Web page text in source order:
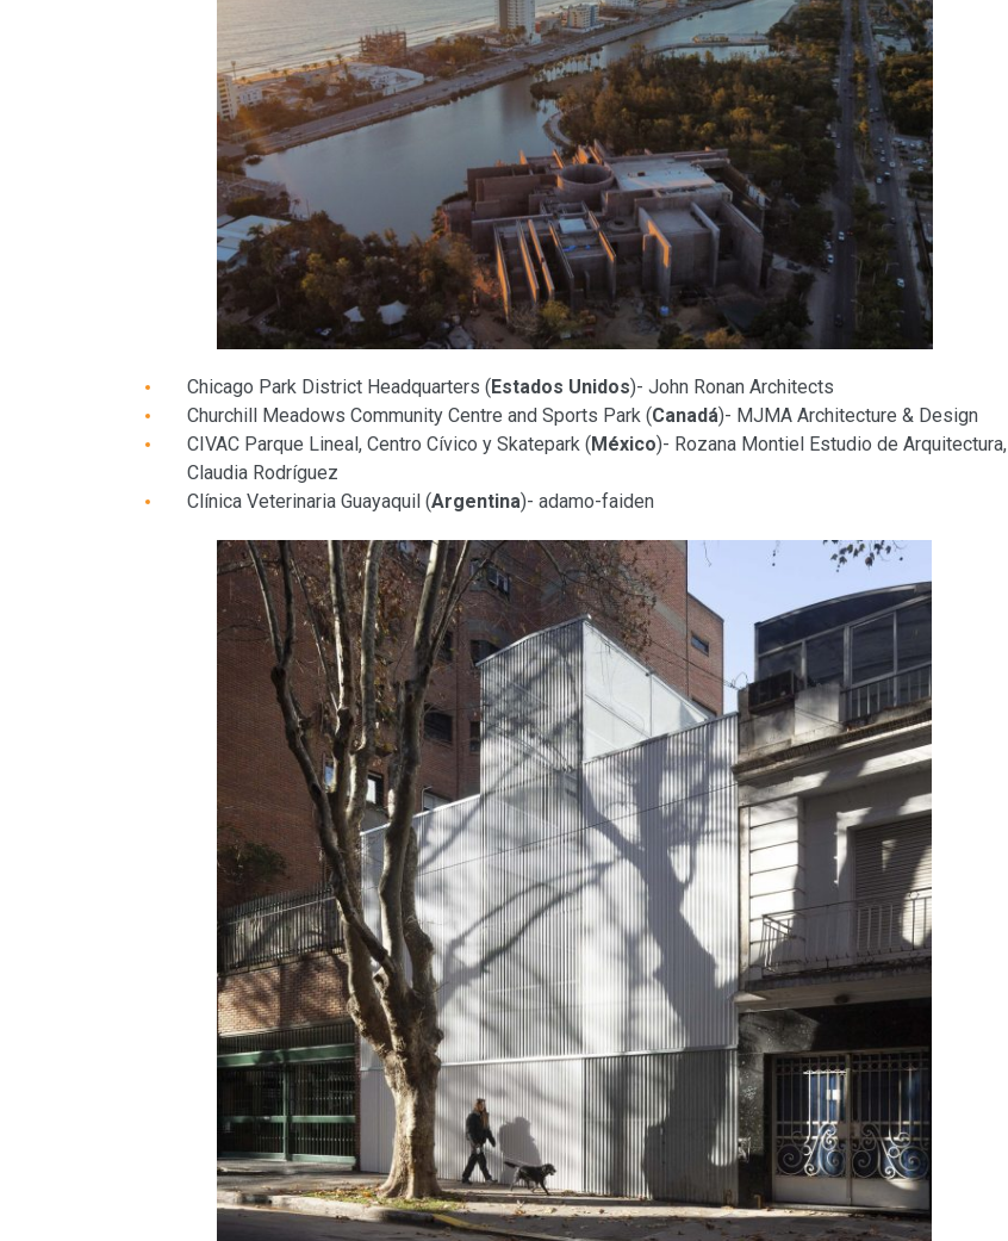
Chicago Park District Headquarters (Estados Unidos)- John Ronan Architects
Churchill Meadows Community Centre and Sports Park (Canadá)- MJMA Architecture & Design
CIVAC Parque Lineal, Centro Cívico y Skatepark (México)- Rozana Montiel Estudio de Arquitectura,
Claudia Rodríguez
Clínica Veterinaria Guayaquil (Argentina)- adamo-faiden